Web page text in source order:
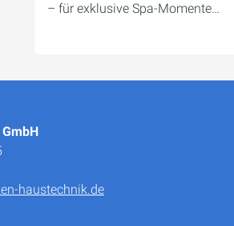
– für exklusive Spa-Momente…
haustechnik.de